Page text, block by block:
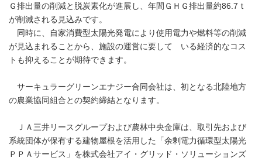
Ｇ排出量の削減と脱炭素化が進展し、年間ＧＨＧ排出量約86.7ｔ
が削減される見込みです。
同時に、自家消費型太陽光発電により使用電力や燃料等の削減
が見込まれることから、施設の運営に要して いる経済的なコス
トも抑えることが期待できます。
サーキュラーグリーンエナジー合同会社は、初となる北陸地方
の農業協同組合との契約締結となります。
ＪＡ三井リースグループおよび農林中央金庫は、取引先および
系統団体が保有する建物屋根を活用した「余剰電力循環型太陽光
ＰＰＡサービス」を株式会社アイ・グリッド・ソリューションズ